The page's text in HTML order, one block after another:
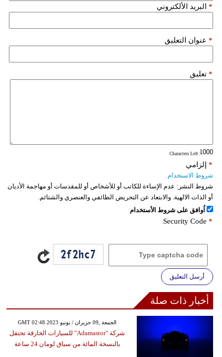
البريد الألكتروني *
عنوان التعليق *
تعليق *
: Characters Left
إلزامي *
شروط الاستخدام
شروط النشر: عدم الإساءة للكاتب أو للأشخاص أو للمقدسات أو مهاجمة الأديان
أو الذات الالهية. والابتعاد عن التحريض الطائفي والعنصري والشتائم.
اُوافق على شروط الأستخدام
Security Code *
أرسل التعليق
أخبار ذات صلة
GMT 02:48 2023 الجمعة ,09 حزيران / يونيو
شركة "Adamastor" للسيارات الخارقة تحتفل
بالنسخة المائة من سباق لومان 24 ساعة